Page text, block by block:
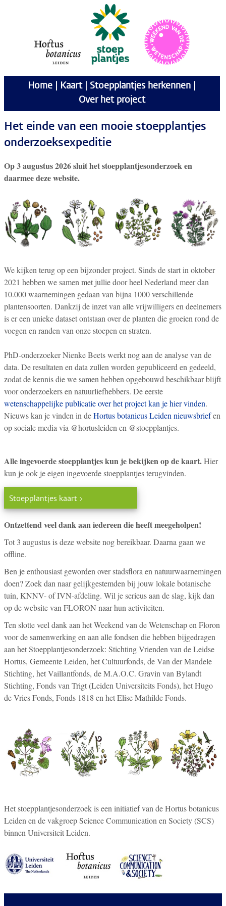
Home Kaart| Stoepplantjes herkennen
Over het project
Het einde van een mooie stoepplantjes
onderzoeksexpeditie
Op 3 augustus 2026 sluit het stoepplantjesonderzoek en
daarmee deze website.
We kijken terug op een bijzonder project. Sinds de start in oktober
2021 hebben we samen met jullie door heel Nederland meer dan
10.000 waarnemingen gedaan van bijna 1000 verschillende
plantensoorten. Dankzij de inzet van alle vrijwilligers en deelnemers
is er een unieke dataset ontstaan over de planten die groeien rond de
voegen en randen van onze stoepen en straten.
PhD-onderzoeker Nienke Beets werkt nog aan de analyse van de
data. De resultaten en data zullen worden gepubliceerd en gedeeld,
zodat de kennis die we samen hebben opgebouwd beschikbaar blijft
voor onderzoekers en natuurliefhebbers. De eerste
wetenschappelijke publicatie over het project kan je hier vinden.
Nieuws kan je vinden in deHortus botanicus Leiden nieuwsbriefen
op sociale media via @hortusleiden en @stoepplantjes.
Alle ingevoerde stoepplantjes kun je bekijken op de kaart.Hier
kun je ook je eigen ingevoerde stoepplantjes terugvinden.
Stoepplantjes kaart >
Ontzettend veel dank aan iedereen die heeft meegeholpen!
Tot 3 augustus is deze website nog bereikbaar. Daarna gaan we
offline.
Ben je enthousiast geworden over stadsflora en natuurwaarnemingen
doen? Zoek dan naar gelijkgestemden bij jouw lokale botanische
tuin, KNNV- of IVN-afdeling. Wil je serieus aan de slag, kijk dan
op de website van FLORON naar hun activiteiten.
Ten slotte veel dank aan het Weekend van de Wetenschap en Floron
voor de samenwerking en aan alle fondsen die hebben bijgedragen
aan het Stoepplantjesonderzoek: Stichting Vrienden van de Leidse
Hortus, Gemeente Leiden, het Cultuurfonds, de Van der Mandele
Stichting, het Vaillantfonds, de M.A.O.C. Gravin van Bylandt
Stichting, Fonds van Trigt (Leiden Universiteits Fonds), het Hugo
de Vries Fonds, Fonds 1818 en het Elise Mathilde Fonds.
Het stoepplantjesonderzoek is een initiatief van de Hortus botanicus
Leiden en de vakgroep Science Communication en Society (SCS)
binnen Universiteit Leiden.